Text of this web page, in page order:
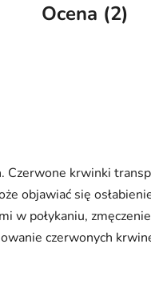
Ocena (2)
krwinki
objawiać się
w połykaniu,
czerwonych